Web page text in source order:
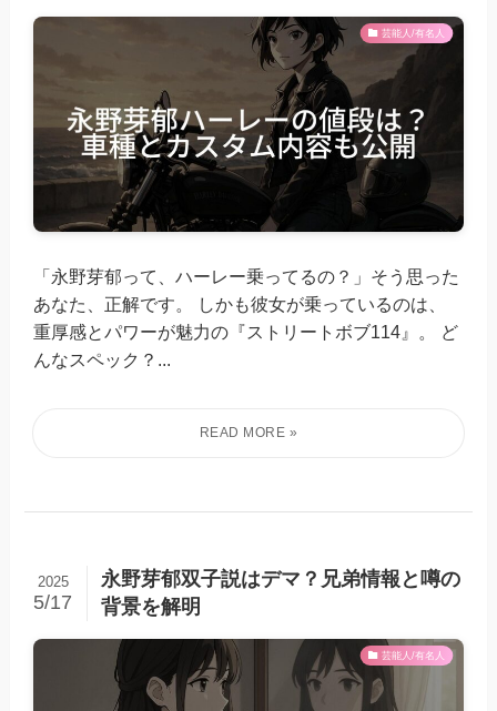
芸能人/有名人
「永野芽郁って、ハーレー乗ってるの？」そう思った
あなた、正解です。 しかも彼女が乗っているのは、
重厚感とパワーが魅力の『ストリートボブ114』。 ど
んなスペック？...
永野芽郁双子説はデマ？兄弟情報と噂の
背景を解明
2025
5/17
芸能人/有名人